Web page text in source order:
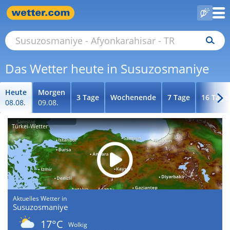
Das Wetter heute in Susuzosmaniye
Heute
08.08.
Morgen
09.08.
3 Tage Wochenende 7 Tage 16 Tage
Türkei-Wetter
Aktuelles Wetter in
Susuzosmaniye
17°C
Wolkig